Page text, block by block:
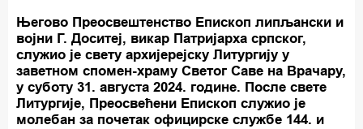
Његово Преосвештенство Епископ липљански и
војни Г. Доситеј, викар Патријарха српског,
служио је свету архијерејску Литургију у
заветном спомен-храму Светог Саве на Врачару,
у суботу 31. августа 2024. године. После свете
Литургије, Преосвећени Епископ служио је
молебан за почетак официрске службе 144. и